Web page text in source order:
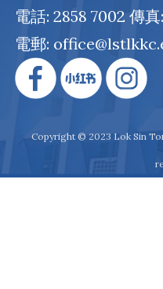
電話: 2858 7002 傳真
電郵:
Copyright © 2023 Lok Sin